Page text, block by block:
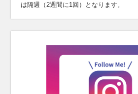
は隔週（2週間に1回）となります。